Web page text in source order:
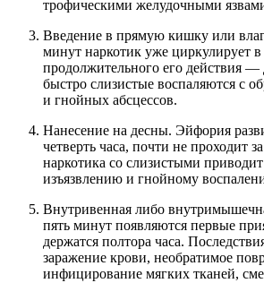
трофическими желудочными
Введение в прямую кишку или
минут наркотик уже циркулирует в
продолжительного его действия —
быстро слизистые воспаляются с
и гнойных абсцессов.
Нанесение на десны. Эйфория
четверть часа, почти не проходит
наркотика со слизистыми
изъязвлению и гнойному
Внутривенная либо
пять минут появляются первые
держатся полтора часа.
заражение крови, необратимое
инфицирование мягких тканей,